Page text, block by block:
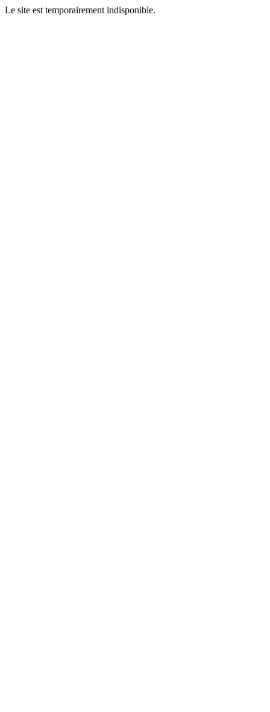
Le site est temporairement indisponible.